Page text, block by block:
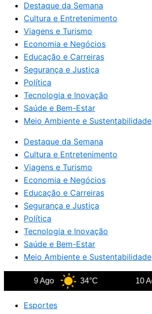
Destaque da Semana
Cultura e Entretenimento
Viagens e Turismo
Economia e Negócios
Educação e Carreiras
Segurança e Justiça
Política
Tecnologia e Inovação
Saúde e Bem-Estar
Meio Ambiente e Sustentabilidade
Destaque da Semana
Cultura e Entretenimento
Viagens e Turismo
Economia e Negócios
Educação e Carreiras
Segurança e Justiça
Política
Tecnologia e Inovação
Saúde e Bem-Estar
Meio Ambiente e Sustentabilidade
34°C 10 Ago
Esportes